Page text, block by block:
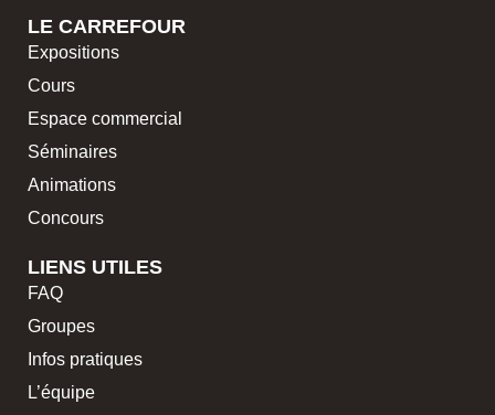
LE CARREFOUR
Expositions
Cours
Espace commercial
Séminaires
Animations
Concours
LIENS UTILES
FAQ
Groupes
Infos pratiques
L’équipe